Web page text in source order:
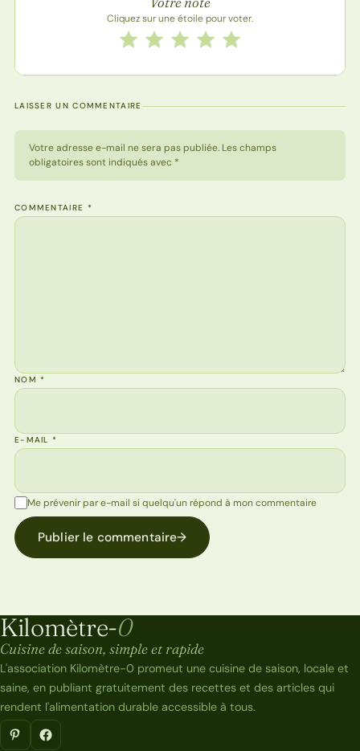
Cliquez sur une étoile pour voter.
Notez cette recette de 1 à 5 étoiles
5 étoiles
4 étoiles
3 étoiles
2 étoiles
1 étoile
LAISSER UN COMMENTAIRE
Votre adresse e-mail ne sera pas publiée. Les champs
obligatoires sont indiqués avec *
COMMENTAIRE *
NOM*
E-MAIL*
Me prévenir par e-mail si quelqu'un répond à mon commentaire
Publier le commentaire→
Kilomètre-0
Kilomètre-0
Cuisine de saison, simple et rapide
L'association Kilomètre-0 promeut une cuisine de saison, locale et
saine, en publiant gratuitement des recettes et des articles qui
rendent l'alimentation durable accessible à tous.